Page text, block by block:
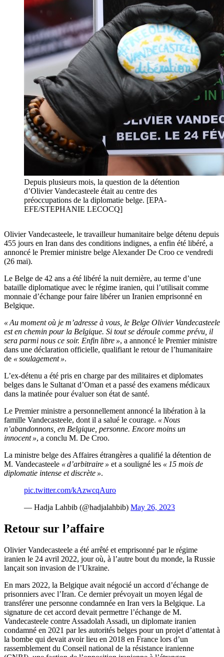
Depuis plusieurs mois, la question de la détention
d’Olivier Vandecasteele était au centre des
préoccupations de la diplomatie belge. [EPA-
EFE/STEPHANIE LECOCQ]
Olivier Vandecasteele, le travailleur humanitaire belge détenu depuis
455 jours en Iran dans des conditions indignes, a enfin été libéré, a
annoncé le Premier ministre belge Alexander De Croo ce vendredi
(26 mai).
Le Belge de 42 ans a été libéré la nuit dernière, au terme d’une
bataille diplomatique avec le régime iranien, qui l’utilisait comme
monnaie d’échange pour faire libérer un Iranien emprisonné en
Belgique.
« Au moment où je m’adresse à vous, le Belge Olivier Vandecasteele
est en chemin pour la Belgique. Si tout se déroule comme prévu, il
sera parmi nous ce soir. Enfin libre », a annoncé le Premier ministre
dans une déclaration officielle, qualifiant le retour de l’humanitaire
de « soulagement ».
L’ex-détenu a été pris en charge par des militaires et diplomates
belges dans le Sultanat d’Oman et a passé des examens médicaux
dans la matinée pour évaluer son état de santé.
Le Premier ministre a personnellement annoncé la libération à la
famille Vandecasteele, dont il a salué le courage. « Nous
n’abandonnons, en Belgique, personne. Encore moins un
innocent », a conclu M. De Croo.
La ministre belge des Affaires étrangères a qualifié la détention de
M. Vandecasteele « d’arbitraire » et a souligné les « 15 mois de
diplomatie intense et discrète ».
pic.twitter.com/kAzwcqAuro
— Hadja Lahbib (@hadjalahbib) May 26, 2023
Retour sur l’affaire
Olivier Vandecasteele a été arrêté et emprisonné par le régime
iranien le 24 avril 2022, jour où, à l’autre bout du monde, la Russie
lançait son invasion de l’Ukraine.
En mars 2022, la Belgique avait négocié un accord d’échange de
prisonniers avec l’Iran. Ce dernier prévoyait un moyen légal de
transférer une personne condamnée en Iran vers la Belgique. La
signature de cet accord devait permettre l’échange de M.
Vandecasteele contre Assadolah Assadi, un diplomate iranien
condamné en 2021 par les autorités belges pour un projet d’attentat à
la bombe qui devait avoir lieu en 2018 en France lors d’un
rassemblement du Conseil national de la résistance iranienne